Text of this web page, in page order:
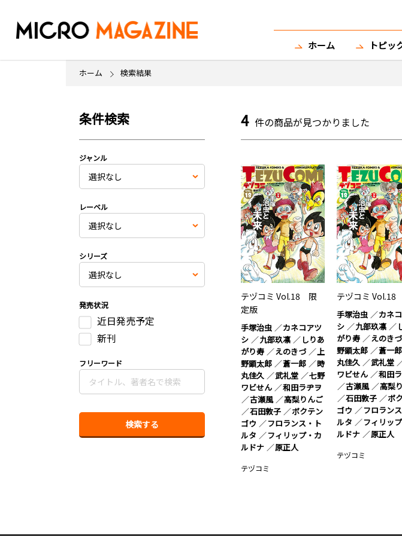
ホーム トピッ
ホーム 検索結果
条件検索
ジャンル
レーベル
シリーズ
発売状況
近日発売予定
新刊
フリーワード
4 件の商品が見つかりました
テヅコミ Vol.18 限
定版
手塚治虫
カネコアツ
シ
九部玖凛
しりあ
がり寿
えのきづ
上
野顕太郎
蒼一郎
時
丸佳久
武礼堂
七野
ワビせん
和田ラヂヲ
古瀬風
高梨りんご
石田敦子
ボクテン
ゴウ
フロランス・ト
ルタ
フィリップ・カ
ルドナ
原正人
テヅコミ
テヅコミ Vol.18
手塚治虫
カネ
シ
九部玖凛
がり寿
えのきづ
野顕太郎
蒼一郎
丸佳久
武礼堂
ワビせん
和田
古瀬風
高梨
石田敦子
ボ
ゴウ
フロラン
ルタ
フィリッ
ルドナ
原正人
テヅコミ